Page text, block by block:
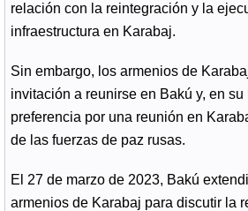
relación con la reintegración y la
infraestructura en Karabaj.
Sin embargo, los armenios de
invitación a reunirse en Bakú y, en
preferencia por una reunión en
de las fuerzas de paz rusas.
El 27 de marzo de 2023, Bakú
armenios de Karabaj para discutir la